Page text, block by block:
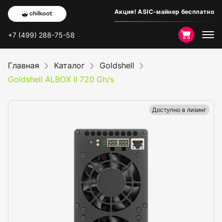
Акция! ASIC-майнер бесплатно
+7 (499) 288-75-58
Главная Каталог
Goldshell
Goldshell ALBOX II 720 Gh/s
Доступно в лизинг